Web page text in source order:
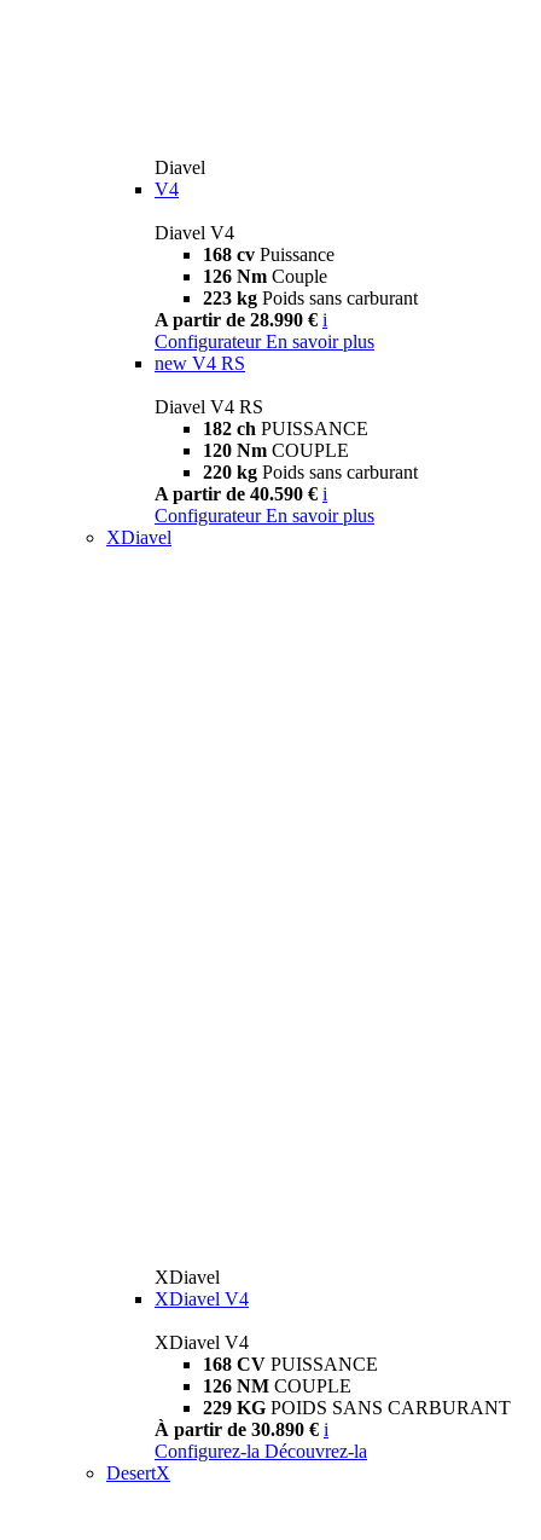
Diavel
V4
Diavel V4
168 cv Puissance
126 Nm Couple
223 kg Poids sans carburant
A partir de 28.990 € i
Configurateur En savoir plus
new V4 RS
Diavel V4 RS
182 ch PUISSANCE
120 Nm COUPLE
220 kg Poids sans carburant
A partir de 40.590 € i
Configurateur En savoir plus
XDiavel
XDiavel
XDiavel V4
XDiavel V4
168 CV PUISSANCE
126 NM COUPLE
229 KG POIDS SANS CARBURANT
À partir de 30.890 € i
Configurez-la Découvrez-la
DesertX